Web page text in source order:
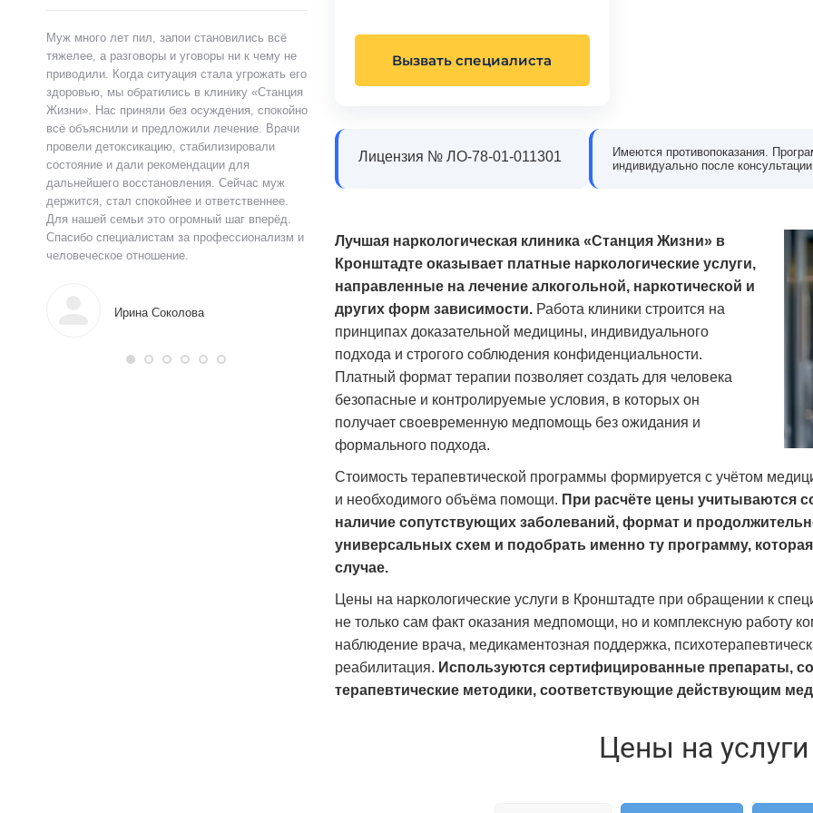
Муж много лет пил, запои становились всё
тяжелее, а разговоры и уговоры ни к чему не
приводили. Когда ситуация стала угрожать его
здоровью, мы обратились в клинику «Станция
Жизни». Нас приняли без осуждения, спокойно
всё объяснили и предложили лечение. Врачи
провели детоксикацию, стабилизировали
состояние и дали рекомендации для
дальнейшего восстановления. Сейчас муж
держится, стал спокойнее и ответственнее.
Для нашей семьи это огромный шаг вперёд.
Спасибо специалистам за профессионализм и
человеческое отношение.
Ирина Соколова
Я сам обратился в наркологическую клинику
«Станция Жизни», когда понял, что алкоголь
выслушал, объяснил, что со мной происходит,
прошло анонимно, без давления. После курса
лечения я впервые за долгое время
поддержку.
Алексей Морозов
Обращались в частный наркологический
лечении и реабилитации, поддержали и
и нас как родителей. С ним работали
психологи, постепенно он начал меняться.
Сейчас он проходит восстановление и
изменить.
Екатерина Литвинова
Вызвать специалиста
Лицензия № ЛО-78-01-011301
Имеются противопоказания.
индивидуально после
Лучшая наркологическая клиника «Станция Жизни» в
Кронштадте оказывает платные наркологические услуги,
направленные на лечение алкогольной, наркотической и
других форм зависимости.Работа клиники строится на
принципах доказательной медицины, индивидуального
подхода и строгого соблюдения конфиденциальности.
Платный формат терапии позволяет создать для человека
безопасные и контролируемые условия, в которых он
получает своевременную медпомощь без ожидания и
формального подхода.
Стоимость терапевтической программы формируется с учётом
и необходимого объёма помощи. При расчёте цены учитываются
наличие сопутствующих заболеваний, формат и
универсальных схем и подобрать именно ту программу,
случае.
Цены на наркологические услуги в Кронштадте при обращении к
не только сам факт оказания медпомощи, но и комплексную работу
наблюдение врача, медикаментозная поддержка,
реабилитация. Используются сертифицированные препараты,
терапевтические методики, соответствующие действующим
Цены на